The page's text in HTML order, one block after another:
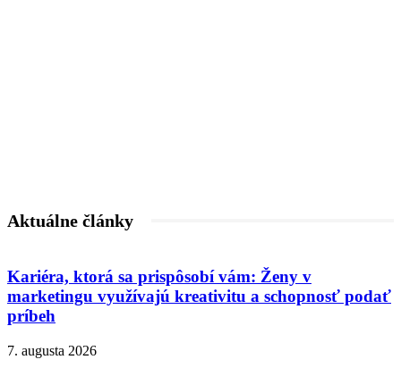
Aktuálne články
Kariéra, ktorá sa prispôsobí vám: Ženy v
marketingu využívajú kreativitu a schopnosť podať
príbeh
7. augusta 2026